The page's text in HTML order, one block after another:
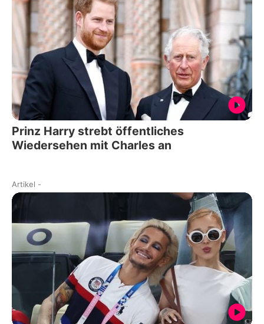
Prinz Harry strebt öffentliches
Wiedersehen mit Charles an
Artikel -